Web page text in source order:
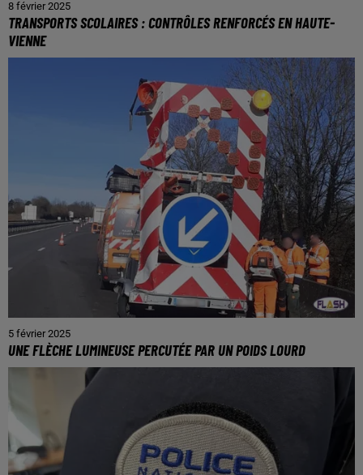
8 février 2025
TRANSPORTS SCOLAIRES : CONTRÔLES RENFORCÉS EN HAUTE-
VIENNE
5 février 2025
UNE FLÈCHE LUMINEUSE PERCUTÉE PAR UN POIDS LOURD